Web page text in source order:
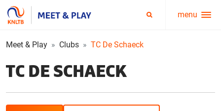
Service
menu
menu
Meet & Play Clubs TC De Schaeck
TC DE SCHAECK